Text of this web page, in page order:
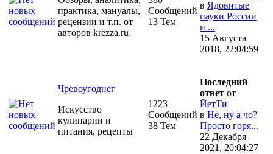
практика, мануалы,
рецензии и т.п. от
авторов krezza.ru
Сообщений
13 Тем
в Ядовитые
пауки России
и ...
15 Августа
2018, 22:04:59
Чревоугоднег
Искусство
кулинарии и
питания, рецепты
1223
Сообщений
38 Тем
Последний
ответ от
ЙетТи
в Не, ну а чо?
Просто горя...
22 Декабря
2021, 20:04:27